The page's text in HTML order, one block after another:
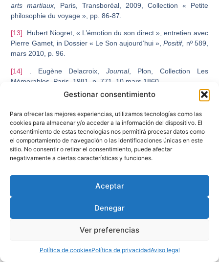
Gestionar consentimiento
Para ofrecer las mejores experiencias, utilizamos tecnologías como las
cookies para almacenar y/o acceder a la información del dispositivo. El
consentimiento de estas tecnologías nos permitirá procesar datos como
el comportamiento de navegación o las identificaciones únicas en este
sitio. No consentir o retirar el consentimiento, puede afectar
negativamente a ciertas características y funciones.
Aceptar
Denegar
Ver preferencias
Política de cookiesPolítica de privacidadAviso legal
arts martiaux , Paris, Transboréal, 2009, Collection « Petite
philosophie du voyage », pp. 86-87.
[13] . Hubert Niogret, « L’émotion du son direct », entretien avec
Pierre Gamet, in Dossier « Le Son aujourd’hui »,Positif, nº 589,
mars 2010, p. 96.
[14] . Eugène Delacroix, Journal, Plon, Collection Les
Mémorables, Paris, 1981. p. 771, 10 mars 1860,
Anterior Siguiente
Posts relacionados